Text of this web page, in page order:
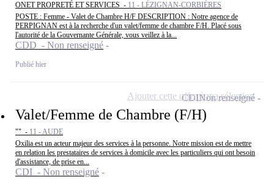
ONET PROPRETÉ ET SERVICES - 11 - LÉZIGNAN-CORBIÈRES
POSTE : Femme - Valet de Chambre H/F DESCRIPTION : Notre agence de
PERPIGNAN est à la recherche d'un valet/femme de chambre F/H. Placé sous
l'autorité de la Gouvernante Générale, vous veillez à la...
CDD - Non renseigné
Publié hier
Valet/Femme de Chambre (F/H)
"" - 11 - AUDE
Oxilia est un acteur majeur des services à la personne. Notre mission est de mettre
en relation les prestataires de services à domicile avec les particuliers qui ont besoin
d'assistance, de prise en...
CDI - Non renseigné
CDINon renseigné
Ajouter cette offre à ma sélection